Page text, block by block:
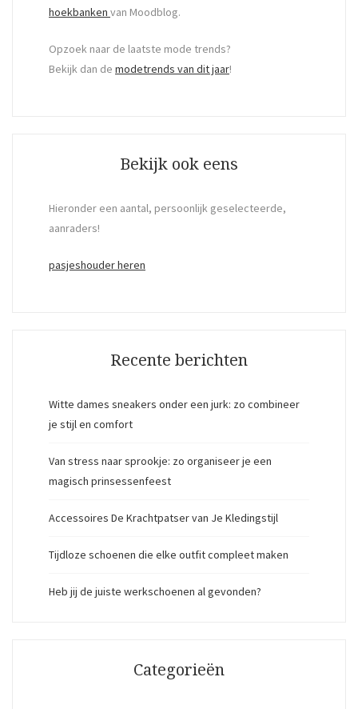
hoekbanken van Moodblog.
Opzoek naar de laatste mode trends?
Bekijk dan de modetrends van dit jaar!
Bekijk ook eens
Hieronder een aantal, persoonlijk geselecteerde,
aanraders!
pasjeshouder heren
Recente berichten
Witte dames sneakers onder een jurk: zo combineer
je stijl en comfort
Van stress naar sprookje: zo organiseer je een
magisch prinsessenfeest
Accessoires De Krachtpatser van Je Kledingstijl
Tijdloze schoenen die elke outfit compleet maken
Heb jij de juiste werkschoenen al gevonden?
Categorieën